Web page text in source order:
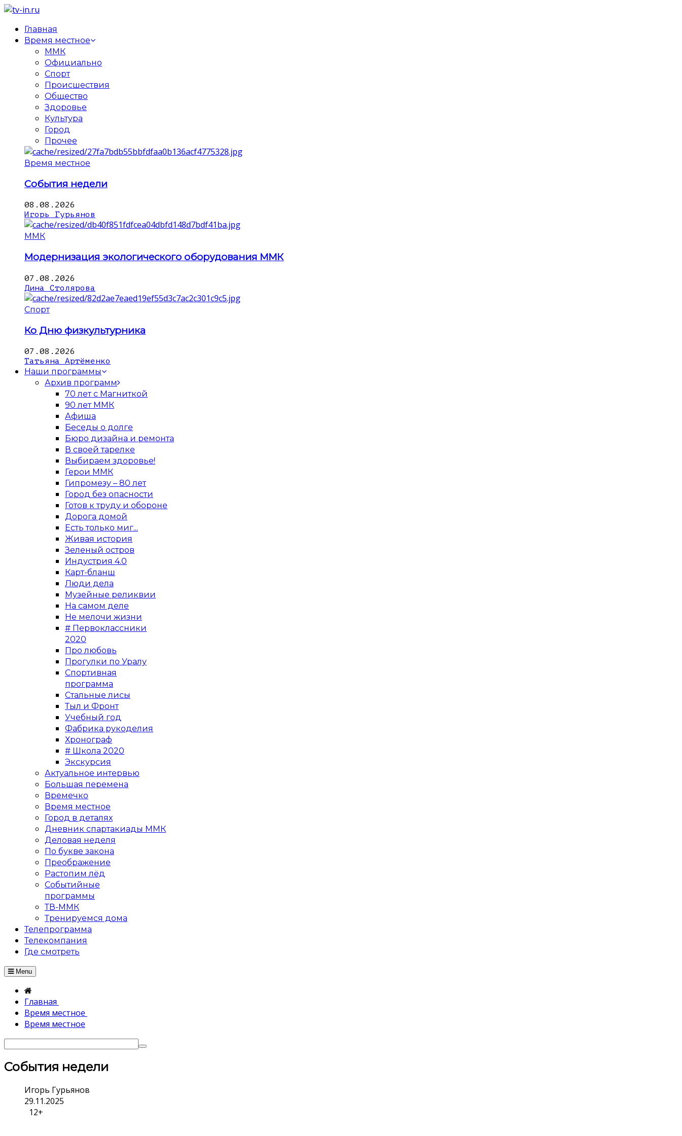
Главная
Время местное
ММК
Официально
Спорт
Происшествия
Общество
Здоровье
Культура
Город
Прочее
Время местное
События недели
08.08.2026
Игорь Гурьянов
ММК
Модернизация экологического оборудования ММК
07.08.2026
Дина Столярова
Спорт
Ко Дню физкультурника
07.08.2026
Татьяна Артёменко
Наши программы
Архив программ
70 лет с Магниткой
90 лет ММК
Афиша
Беседы о долге
Бюро дизайна и ремонта
В своей тарелке
Выбираем здоровье!
Герои ММК
Гипромезу – 80 лет
Город без опасности
Готов к труду и обороне
Дорога домой
Есть только миг...
Живая история
Зеленый остров
Индустрия 4.0
Карт-бланш
Люди дела
Музейные реликвии
На самом деле
Не мелочи жизни
# Первоклассники
2020
Про любовь
Прогулки по Уралу
Спортивная
программа
Стальные лисы
Тыл и Фронт
Учебный год
Фабрика рукоделия
Хронограф
# Школа 2020
Экскурсия
Актуальное интервью
Большая перемена
Времечко
Время местное
Город в деталях
Дневник спартакиады ММК
Деловая неделя
По букве закона
Преображение
Растопим лёд
Событийные
программы
ТВ-ММК
Тренируемся дома
Телепрограмма
Телекомпания
Где смотреть
Menu
Главная
Время местное
Время местное
События недели
Игорь Гурьянов
29.11.2025
12+